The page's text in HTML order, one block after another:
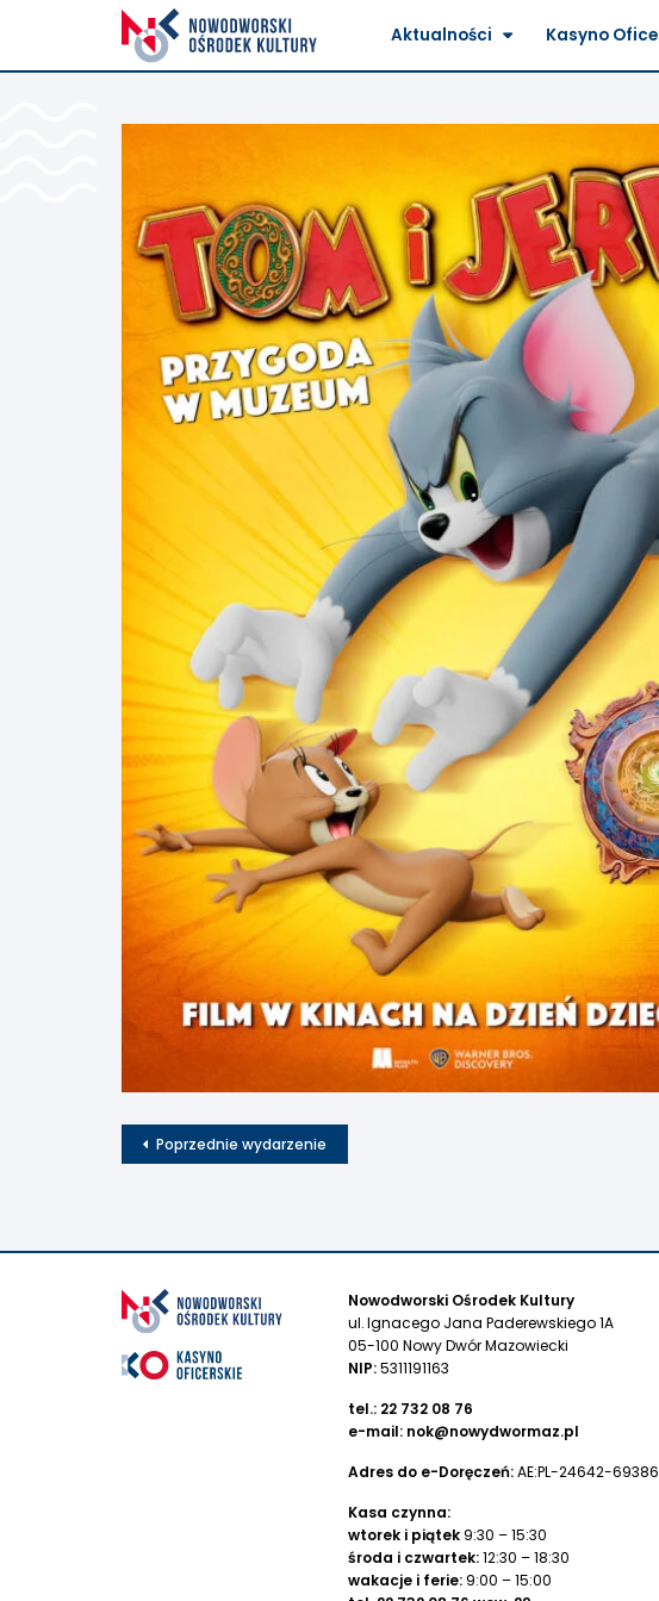
Aktualności Kasyno
Poprzednie wydarzenie
Nowodworski Ośrodek Kultury
ul. Ignacego Jana Paderewskiego 1A
05-100 Nowy Dwór Mazowiecki
NIP:5311191163
tel.: 22 732 08 76
e-mail: nok@nowydwormaz.pl
Adres do e-Doręczeń:AE:PL-24642-
Kasa czynna:
wtorek i piątek9:30 – 15:30
środa i czwartek:12:30 – 18:30
wakacje i ferie:9:00 – 15:00